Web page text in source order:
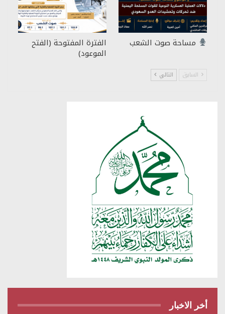
مساحة صوت الشعب الفترة المفتوحة (الفتح
الموعود)
السابق التالي
أخر الاخبار